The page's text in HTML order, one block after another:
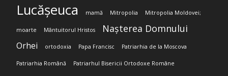
Lucășeuca mamă Mitropolia Mitropolia Moldovei;
moarte Mântuitorul Hristos Nașterea Domnului
Orhei ortodoxia Papa Francisc Patriarhia de la Moscova
Patriarhia Română Patriarhul Bisericii Ortodoxe Române